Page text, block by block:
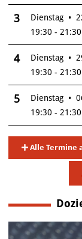
3
Dienstag •
19:30 -
4
Dienstag •
19:30 -
5
Dienstag •
19:30 -
Alle Termine